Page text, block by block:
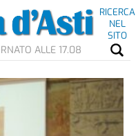
RICERCA
NEL
SITO
ALLE 17.08